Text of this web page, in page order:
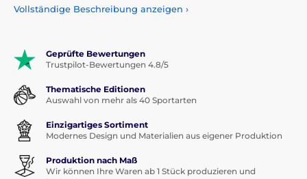
verbindennatürliche Eleganz mit zeitloser Ausstrahlung
Wählen Sie aus verschiedenen Holzarten, Größen und
Formen – ob klassisch rechteckig, modern geschwungen
oder mit abgeschrägten Kanten. Unsere Holztafeln lassen
sich individuell veredeln:
mit gravierten Metallplatten
auf Wunsch auch mitEmblem, Logo oder Widmung
Vollständige Beschreibung anzeigen ›
Geprüfte Bewertungen
Trustpilot-Bewertungen 4.8/5
Thematische Editionen
Auswahl von mehr als 40 Sportarten
Einzigartiges Sortiment
Modernes Design und Materialien aus eigener Produktion
Produktion nach Maß
Wir können Ihre Waren ab 1 Stück produzieren und